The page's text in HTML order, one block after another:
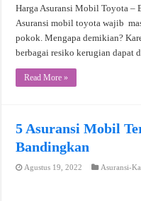
Harga Asuransi Mobil Toyota –
Asuransi mobil toyota wajib
pokok. Mengapa demikian?
berbagai resiko kerugian dapat
Read More »
5 Asuransi Mobil
Bandingkan
Agustus 19, 2022 Asuransi-